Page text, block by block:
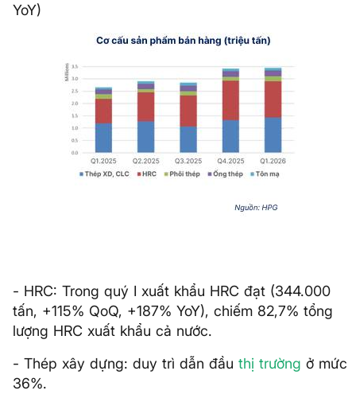
YoY)
- HRC: Trong quý I xuất khẩu HRC đạt (344.000
tấn, +115% QoQ, +187% YoY), chiếm 82,7% tổng
lượng HRC xuất khẩu cả nước.
- Thép xây dựng: duy trì dẫn đầu thị trường ở mức
36%.